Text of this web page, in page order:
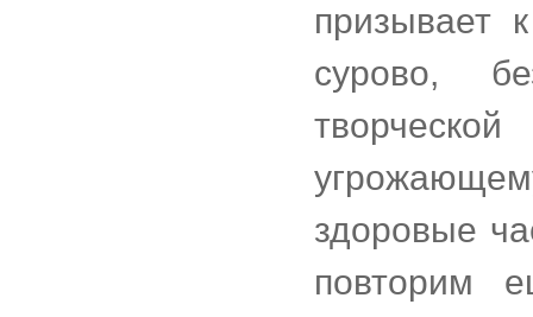
призывает
сурово,
здоровые
повторим